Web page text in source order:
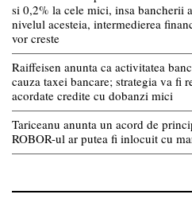
si 0,2% la cele mici, insa bancherii
nivelul acesteia, intermedierea
vor creste
Raiffeisen anunta ca activitatea
cauza taxei bancare; strategia va fi
acordate credite cu dobanzi mici
Tariceanu anunta un acord de
ROBOR-ul ar putea fi inlocuit cu